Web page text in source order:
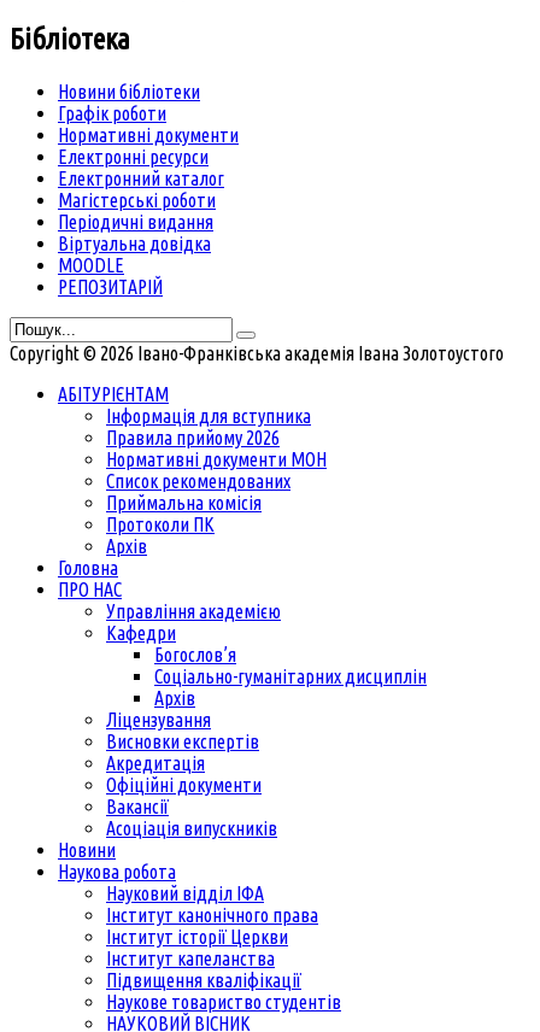
Бібліотека
Новини бібліотеки
Графік роботи
Нормативні документи
Електронні ресурси
Електронний каталог
Магістерські роботи
Періодичні видання
Віртуальна довідка
MOODLE
РЕПОЗИТАРІЙ
Copyright © 2026 Івано-Франківська академія Івана Золотоустого
АБІТУРІЄНТАМ
Інформація для вступника
Правила прийому 2026
Нормативні документи МОН
Список рекомендованих
Приймальна комісія
Протоколи ПК
Архів
Головна
ПРО НАС
Управління академією
Кафедри
Богослов’я
Соціально-гуманітарних дисциплін
Архів
Ліцензування
Висновки експертів
Акредитація
Офіційні документи
Вакансії
Асоціація випускників
Новини
Наукова робота
Науковий відділ ІФА
Інститут канонічного права
Інститут історії Церкви
Інститут капеланства
Підвищення кваліфікації
Наукове товариство студентів
НАУКОВИЙ ВІСНИК